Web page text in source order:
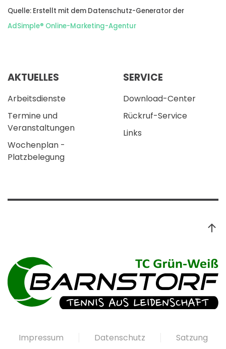
Quelle: Erstellt mit dem Datenschutz-Generator der
AdSimple® Online-Marketing-Agentur
AKTUELLES
Arbeitsdienste
Termine und
Veranstaltungen
Wochenplan -
Platzbelegung
SERVICE
Download-Center
Rückruf-Service
Links
Impressum Datenschutz Satzung